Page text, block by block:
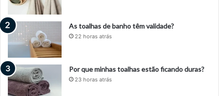
As toalhas de banho têm validade?
22 horas atrás
Por que minhas toalhas estão ficando duras?
23 horas atrás